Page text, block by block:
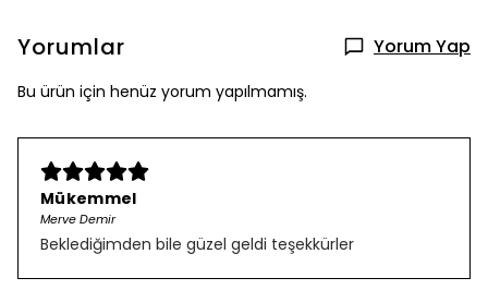
Yorumlar Yorum Yap
Bu ürün için henüz yorum yapılmamış.
Mükemmel
Merve Demir
Beklediğimden bile güzel geldi teşekkürler